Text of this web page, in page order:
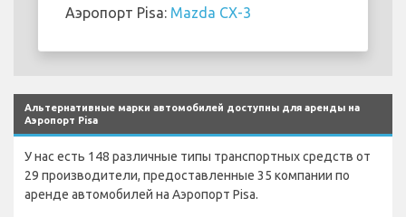
Аэропорт Pisa: Mazda CX-3
Альтернативные марки автомобилей доступны для аренды на
Аэропорт Pisa
У нас есть 148 различные типы транспортных средств от
29 производители, предоставленные 35 компании по
аренде автомобилей на Аэропорт Pisa.